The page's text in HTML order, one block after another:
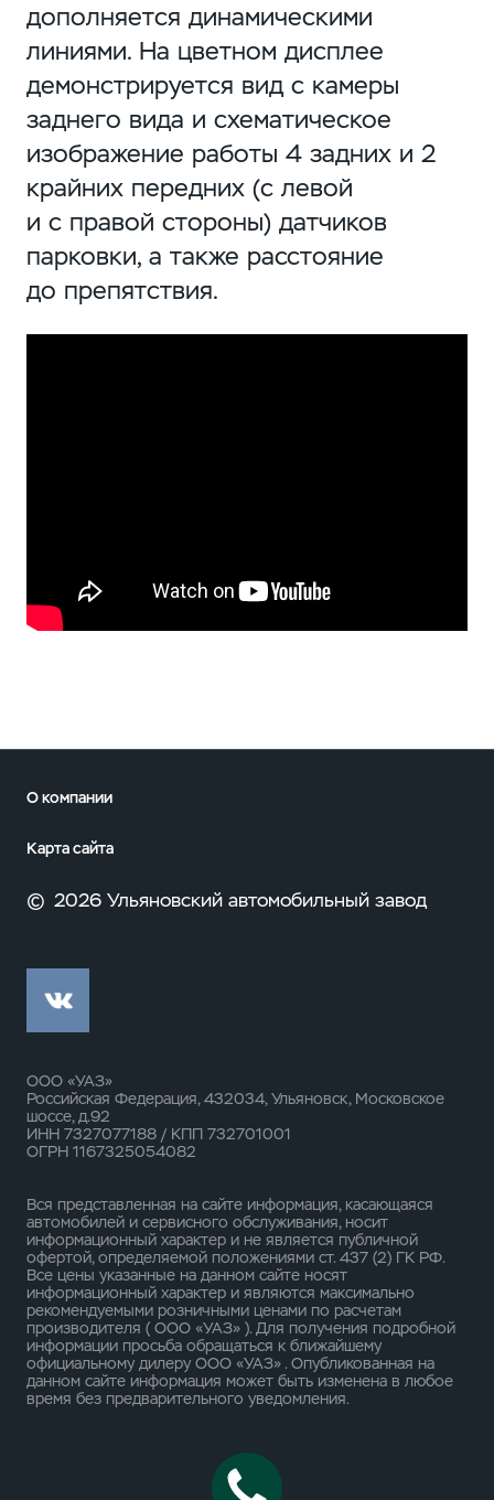
дополняется динамическими
линиями. На цветном дисплее
демонстрируется вид с камеры
заднего вида и схематическое
изображение работы 4 задних и 2
крайних передних (с левой
и с правой стороны) датчиков
парковки, а также расстояние
до препятствия.
О компании
Карта сайта
© 2026 Ульяновский автомобильный завод
ООО «УАЗ»
Российская Федерация, 432034, Ульяновск, Московское
шоссе, д.92
ИНН 7327077188 / КПП 732701001
ОГРН 1167325054082
Вся представленная на сайте информация, касающаяся
автомобилей и сервисного обслуживания, носит
информационный характер и не является публичной
офертой, определяемой положениями ст. 437 (2) ГК РФ.
Все цены указанные на данном сайте носят
информационный характер и являются максимально
рекомендуемыми розничными ценами по расчетам
производителя ( ООО «УАЗ» ). Для получения подробной
информации просьба обращаться к ближайшему
официальному дилеру ООО «УАЗ» . Опубликованная на
данном сайте информация может быть изменена в любое
время без предварительного уведомления.